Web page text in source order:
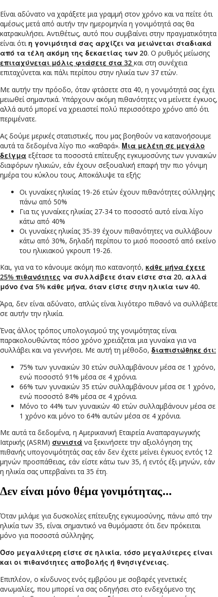
Είναι αδύνατο να χαράξετε μια γραμμή στον χρόνο και να πείτε ότι
αμέσως μετά από αυτήν την ημερομηνία η γονιμότητά σας θα
κατρακυλήσει. Αντιθέτως, αυτό που συμβαίνει στην πραγματικότητα
είναι ότιη γονιμότητά σας αρχίζει να μειώνεται σταδιακά
από τα τέλη ακόμη της δεκαετίας των 20. Ο ρυθμός μείωσης
επιταχύνεται μόλις φτάσετε στα 32 και στη συνέχεια
επιταχύνεται και πάλι περίπου στην ηλικία των 37 ετών.
Με αυτήν την πρόοδο, όταν φτάσετε στα 40, η γονιμότητά σας έχει
μειωθεί σημαντικά. Υπάρχουν ακόμη πιθανότητες να μείνετε έγκυος,
αλλά αυτό μπορεί να χρειαστεί πολύ περισσότερο χρόνο από ότι
περιμένατε.
Ας δούμε μερικές στατιστικές, που μας βοηθούν να κατανοήσουμε
αυτά τα δεδομένα λίγο πιο «καθαρά». Μια μελέτη σε μεγάλο
δείγμα εξέτασε τα ποσοστά επίτευξης εγκυμοσύνης των γυναικών
διαφόρων ηλικιών, εάν έχουν σεξουαλική επαφή την πιο γόνιμη
ημέρα του κύκλου τους. Αποκάλυψε τα εξής:
Οι γυναίκες ηλικίας 19-26 ετών έχουν πιθανότητες σύλληψης
πάνω από 50%
Για τις γυναίκες ηλικίας 27-34 το ποσοστό αυτό είναι λίγο
κάτω από 40%
Οι γυναίκες ηλικίας 35-39 έχουν πιθανότητες να συλλάβουν
κάτω από 30%, δηλαδή περίπου το μισό ποσοστό από εκείνο
του ηλικιακού γκρουπ 19-26.
Και, για να το κάνουμε ακόμη πιο κατανοητό, κάθε μήνα έχετε
25% πιθανότητες να συλλάβετε όταν είστε στα 20, αλλά
μόνο ένα 5% κάθε μήνα, όταν είστε στην ηλικία των 40.
Άρα, δεν είναι αδύνατο, απλώς είναι λιγότερο πιθανό να συλλάβετε
σε αυτήν την ηλικία.
Ένας άλλος τρόπος υπολογισμού της γονιμότητας είναι
παρακολουθώντας πόσο χρόνο χρειάζεται μια γυναίκα για να
συλλάβει και να γεννήσει. Με αυτή τη μέθοδο, διαπιστώθηκε ότι:
75% των γυναικών 30 ετών συλλαμβάνουν μέσα σε 1 χρόνο,
ενώ ποσοστό 91% μέσα σε 4 χρόνια.
66% των γυναικών 35 ετών συλλαμβάνουν μέσα σε 1 χρόνο,
ενώ ποσοστό 84% μέσα σε 4 χρόνια.
Μόνο το 44% των γυναικών 40 ετών συλλαμβάνουν μέσα σε
1 χρόνο και μόνο το 64% αυτών μέσα σε 4 χρόνια.
Με αυτά τα δεδομένα, η Αμερικανική Εταιρεία Αναπαραγωγικής
Ιατρικής (ASRM) συνιστά να ξεκινήσετε την αξιολόγηση της
πιθανής υπογονιμότητάς σας εάν δεν έχετε μείνει έγκυος εντός 12
μηνών προσπάθειας, εάν είστε κάτω των 35, ή εντός έξι μηνών, εάν
η ηλικία σας υπερβαίνει τα 35 έτη.
Δεν είναι μόνο θέμα γονιμότητας…
Όταν μιλάμε για δυσκολίες επίτευξης εγκυμοσύνης, πάνω από την
ηλικία των 35, είναι σημαντικό να θυμόμαστε ότι δεν πρόκειται
μόνο για ποσοστά σύλληψης.
Όσο μεγαλύτερη είστε σε ηλικία, τόσο μεγαλύτερες είναι
και οι πιθανότητες αποβολής ή θνησιγένειας.
Επιπλέον, ο κίνδυνος ενός εμβρύου με σοβαρές γενετικές
ανωμαλίες, που μπορεί να σας οδηγήσει στο ενδεχόμενο της